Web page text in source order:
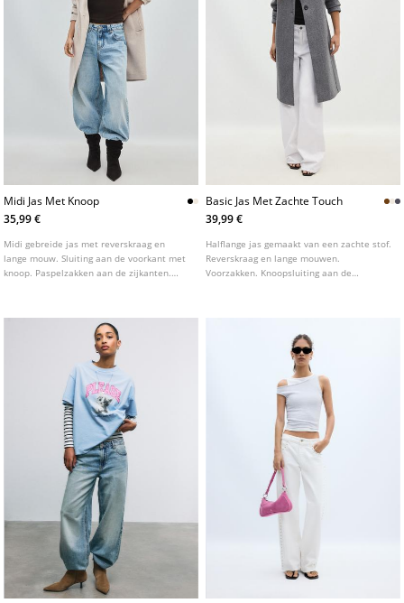
Midi Jas Met Knoop
35,99 €
Midi gebreide jas met reverskraag en
lange mouw. Sluiting aan de voorkant met
knoop. Paspelzakken aan de zijkanten.
Basic Jas Met Zachte Touch
39,99 €
Halflange jas gemaakt van een zachte stof.
Reverskraag en lange mouwen.
Voorzakken. Knoopsluiting aan de